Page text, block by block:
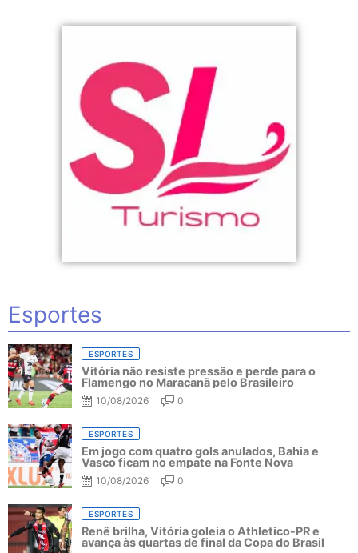
Esportes
ESPORTES
Vitória não resiste pressão e perde para o
Flamengo no Maracanã pelo Brasileiro
10/08/2026 0
ESPORTES
Em jogo com quatro gols anulados, Bahia e
Vasco ficam no empate na Fonte Nova
10/08/2026 0
ESPORTES
Renê brilha, Vitória goleia o Athletico-PR e
avança às quartas de final da Copa do Brasil